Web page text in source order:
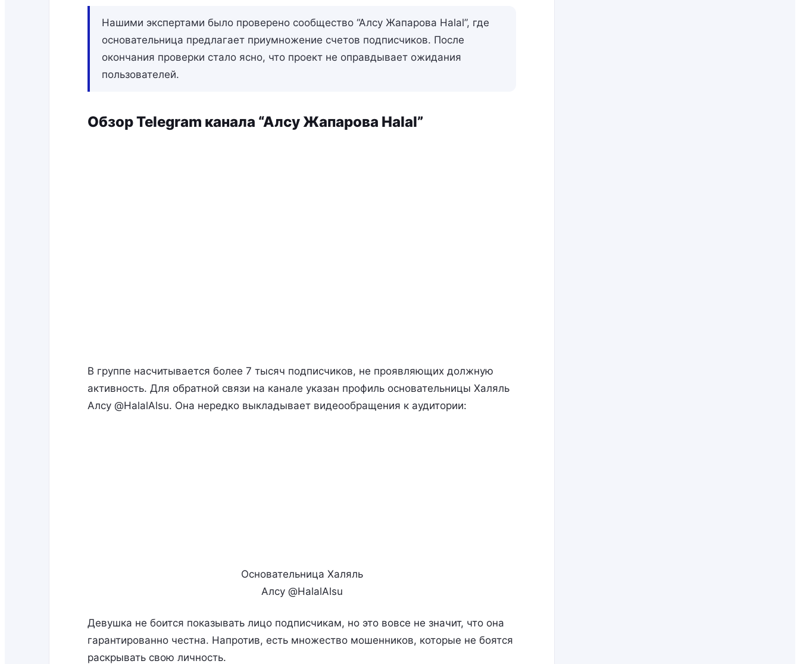
Нашими экспертами было проверено сообщество “Алсу Жапарова Halal”, где
основательница предлагает приумножение счетов подписчиков. После
окончания проверки стало ясно, что проект не оправдывает ожидания
пользователей.
Обзор Telegram канала “Алсу Жапарова Halal”
В группе насчитывается более 7 тысяч подписчиков, не проявляющих должную
активность. Для обратной связи на канале указан профиль основательницы Халяль
Алсу @HalalAlsu. Она нередко выкладывает видеообращения к аудитории:
Основательница Халяль
Алсу @HalalAlsu
Девушка не боится показывать лицо подписчикам, но это вовсе не значит, что она
гарантированно честна. Напротив, есть множество мошенников, которые не боятся
раскрывать свою личность.